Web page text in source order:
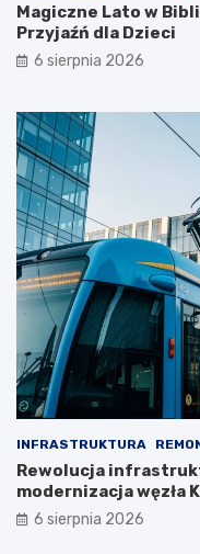
Magiczne Lato w
Przyjaźń dla Dzieci
6 sierpnia 2026
INFRASTRUKTURA
Rewolucja
modernizacja węzła
6 sierpnia 2026